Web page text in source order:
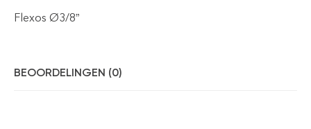
Flexos Ø3/8”
BEOORDELINGEN (0)